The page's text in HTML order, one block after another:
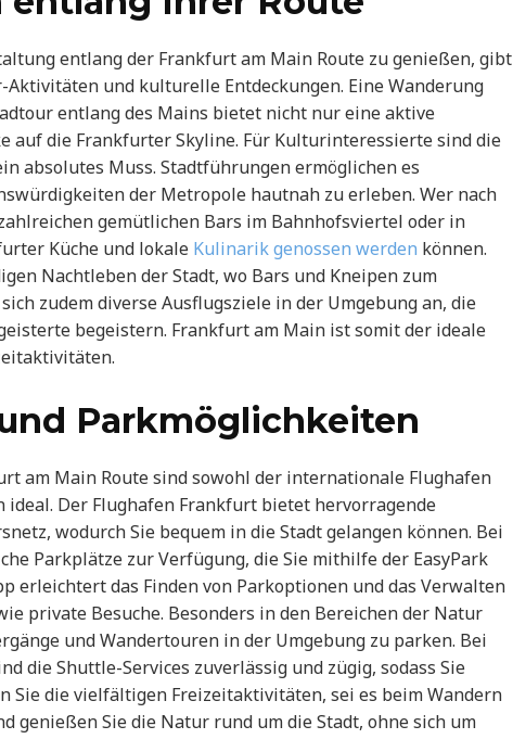
entlang der Frankfurt am Main Route zu genießen, gibt
und kulturelle Entdeckungen. Eine Wanderung
entlang des Mains bietet nicht nur eine aktive
auf die Frankfurter Skyline. Für Kulturinteressierte sind die
absolutes Muss. Stadtführungen ermöglichen es
der Metropole hautnah zu erleben. Wer nach
gemütlichen Bars im Bahnhofsviertel oder in
Küche und lokale Kulinarik genossen werden können.
Nachtleben der Stadt, wo Bars und Kneipen zum
zudem diverse Ausflugsziele in der Umgebung an, die
begeistern. Frankfurt am Main ist somit der ideale
Parkmöglichkeiten
am Main Route sind sowohl der internationale Flughafen
Der Flughafen Frankfurt bietet hervorragende
wodurch Sie bequem in die Stadt gelangen können. Bei
Parkplätze zur Verfügung, die Sie mithilfe der EasyPark
erleichtert das Finden von Parkoptionen und das Verwalten
private Besuche. Besonders in den Bereichen der Natur
und Wandertouren in der Umgebung zu parken. Bei
die Shuttle-Services zuverlässig und zügig, sodass Sie
Sie die vielfältigen Freizeitaktivitäten, sei es beim Wandern
genießen Sie die Natur rund um die Stadt, ohne sich um